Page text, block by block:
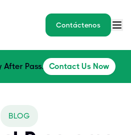
Contáctenos
After Pass. Contact Us Now
BLOG